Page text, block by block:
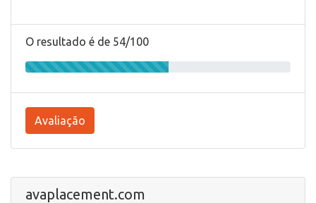
O resultado é de 54/100
Avaliação
avaplacement.com